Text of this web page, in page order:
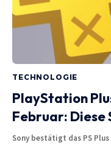
TECHNOLOGIE
PlayStation
Februar: Diese
Sony bestätigt das PS